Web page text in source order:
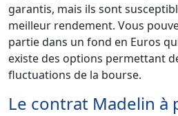
garantis, mais ils sont
meilleur rendement. Vous
partie dans un fond en Euros
existe des options permettant
fluctuations de la bourse.
Le contrat Madelin à